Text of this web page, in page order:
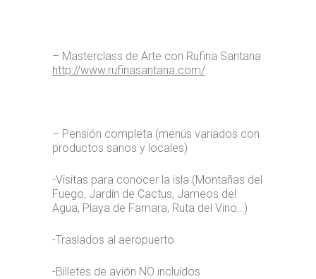
– Masterclass de Arte con Rufina Santana
http://www.rufinasantana.com/
– Pensión completa (menús variados con
productos sanos y locales)
-Visitas para conocer la isla (Montañas del
Fuego, Jardín de Cactus, Jameos del
Agua, Playa de Famara, Ruta del Vino…)
-Traslados al aeropuerto
-Billetes de avión NO incluídos